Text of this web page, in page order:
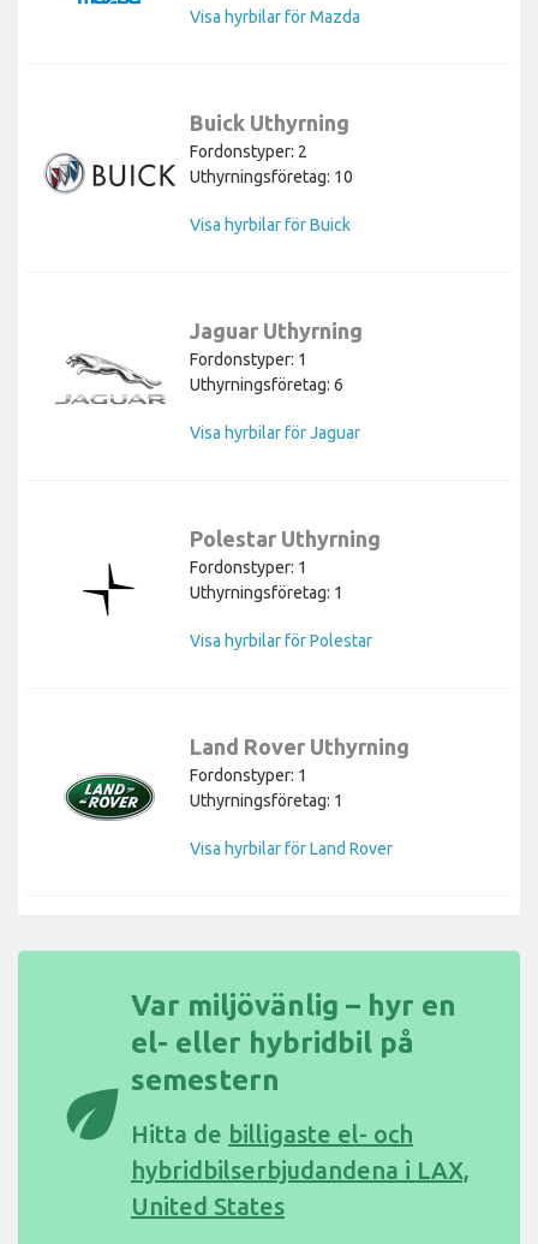
Visa hyrbilar för Mazda
Buick Uthyrning
Fordonstyper: 2
Uthyrningsföretag: 10
Visa hyrbilar för Buick
Jaguar Uthyrning
Fordonstyper: 1
Uthyrningsföretag: 6
Visa hyrbilar för Jaguar
Polestar Uthyrning
Fordonstyper: 1
Uthyrningsföretag: 1
Visa hyrbilar för Polestar
Land Rover Uthyrning
Fordonstyper: 1
Uthyrningsföretag: 1
Visa hyrbilar för Land Rover
eco
Var miljövänlig – hyr en
el- eller hybridbil på
semestern
Hitta de billigaste el- och
hybridbilserbjudandena i LAX,
United States